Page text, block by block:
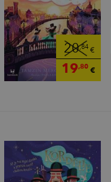
20,84€
19,80€